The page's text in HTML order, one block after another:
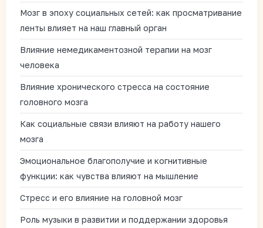
Мозг в эпоху социальных сетей: как просматривание
ленты влияет на наш главный орган
Влияние немедикаментозной терапии на мозг
человека
Влияние хронического стресса на состояние
головного мозга
Как социальные связи влияют на работу нашего
мозга
Эмоциональное благополучие и когнитивные
функции: как чувства влияют на мышление
Стресс и его влияние на головной мозг
Роль музыки в развитии и поддержании здоровья